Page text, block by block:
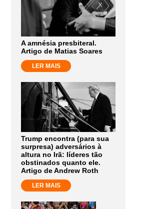
A amnésia presbiteral.
Artigo de Matias Soares
LER MAIS
Trump encontra (para sua
surpresa) adversários à
altura no Irã: líderes tão
obstinados quanto ele.
Artigo de Andrew Roth
LER MAIS